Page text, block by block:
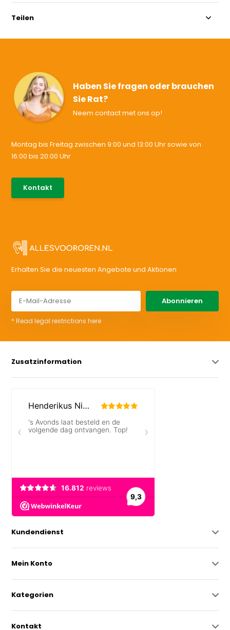
Teilen
Haben Sie fragen oder brauchen
Sie Rat?
Neem contact met ons op!
Montag bis Freitag zwischen 9:00 und 13:00 Uhr sowie von
16:00 bis 20:00 Uhr
Kontakt
Erhalten Sie die neuesten Angebote und Aktionen
Abonnieren
* Read legal restrictions here
Zusatzinformation
Kundendienst
Mein Konto
Kategorien
Kontakt